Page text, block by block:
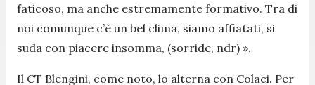
faticoso, ma anche estremamente formativo. Tra di
noi comunque c’è un bel clima, siamo affiatati, si
suda con piacere insomma, (sorride, ndr) ».
Il CT Blengini, come noto, lo alterna con Colaci. Per